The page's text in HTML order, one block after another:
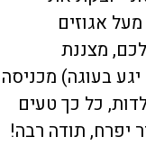
אגוזים
מצננת
בעוגה) מכניסה
ילדות, כל כך טעים
יפרח, תודה רבה!